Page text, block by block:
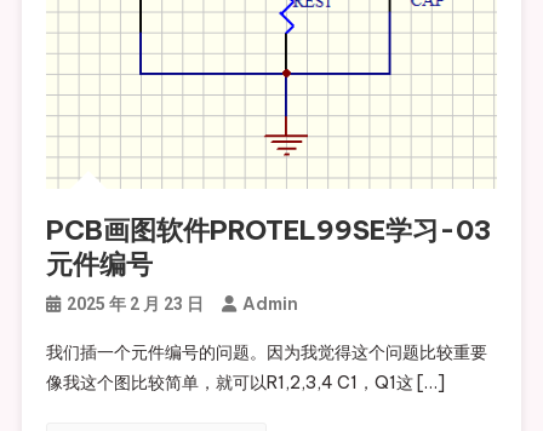
PCB画图软件PROTEL99SE学习-03
元件编号
2025 年 2 月 23 日 Admin
我们插一个元件编号的问题。因为我觉得这个问题比较重要
像我这个图比较简单，就可以R1,2,3,4 C1，Q1这 […]